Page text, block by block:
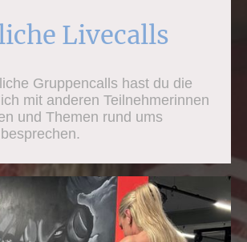
Livecalls
Gruppencalls hast du die
mit anderen Teilnehmerinnen
und Themen rund ums